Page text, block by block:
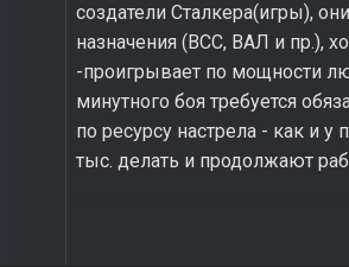
создатели Сталкера(игры),
назначения (ВСС, ВАЛ и пр.),
-проигрывает по мощности
минутного боя требуется
по ресурсу настрела - как и
тыс. делать и продолжают